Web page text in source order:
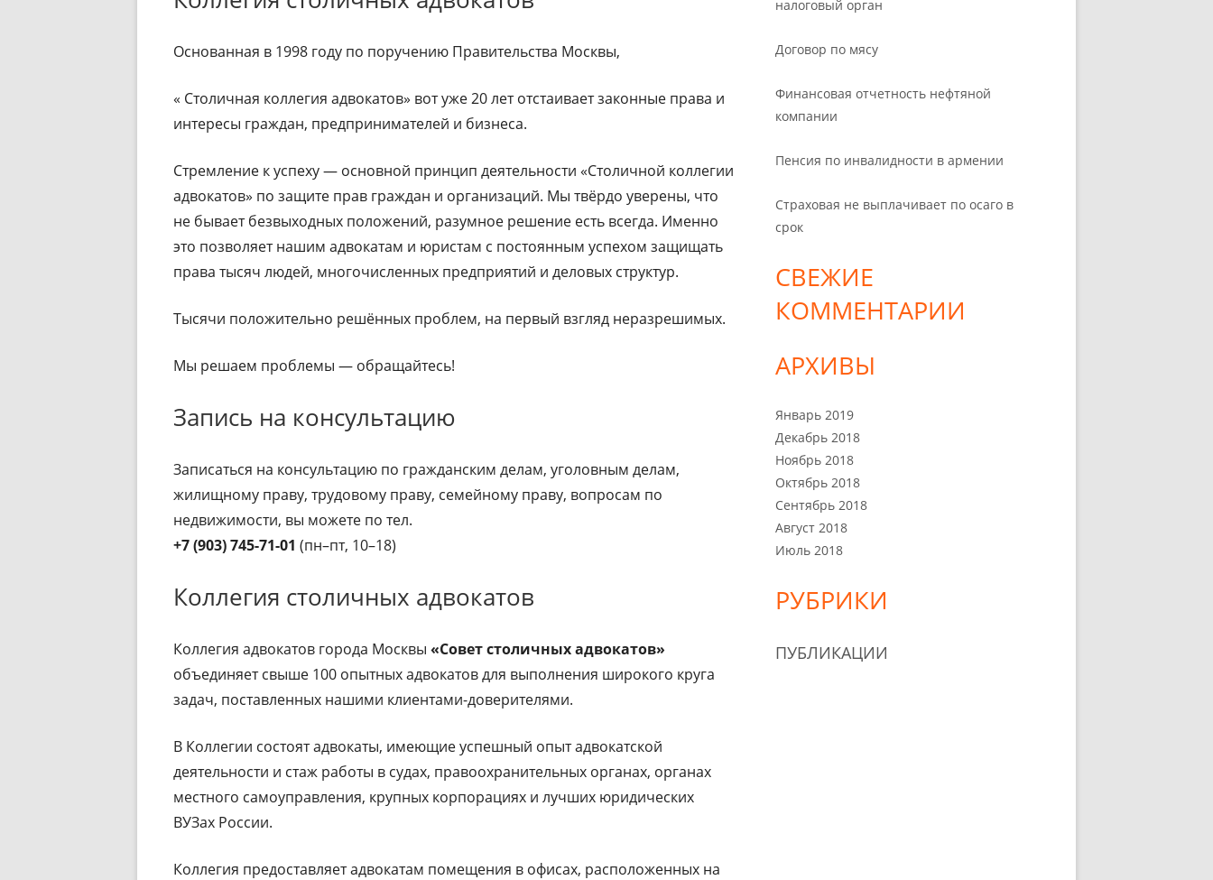
Основанная в 1998 году по поручению Правительства Москвы,
« Столичная коллегия адвокатов» вот уже 20 лет отстаивает законные права и
интересы граждан, предпринимателей и бизнеса.
Стремление к успеху — основной принцип деятельности «Столичной коллегии
адвокатов» по защите прав граждан и организаций. Мы твёрдо уверены, что
не бывает безвыходных положений, разумное решение есть всегда. Именно
это позволяет нашим адвокатам и юристам с постоянным успехом защищать
права тысяч людей, многочисленных предприятий и деловых структур.
Тысячи положительно решённых проблем, на первый взгляд неразрешимых.
Мы решаем проблемы — обращайтесь!
Запись на консультацию
Записаться на консультацию по гражданским делам, уголовным делам,
жилищному праву, трудовому праву, семейному праву, вопросам по
недвижимости, вы можете по тел.
+7 (903) 745-71-01 (пн–пт, 10–18)
Коллегия столичных адвокатов
Коллегия адвокатов города Москвы «Совет столичных адвокатов»
объединяет свыше 100 опытных адвокатов для выполнения широкого круга
задач, поставленных нашими клиентами-доверителями.
В Коллегии состоят адвокаты, имеющие успешный опыт адвокатской
деятельности и стаж работы в судах, правоохранительных органах, органах
местного самоуправления, крупных корпорациях и лучших юридических
ВУЗах России.
Коллегия предоставляет адвокатам помещения в офисах, расположенных на
налоговый орган
Договор по мясу
Финансовая отчетность нефтяной
компании
Пенсия по инвалидности в армении
Страховая не выплачивает по осаго в
срок
СВЕЖИЕ
КОММЕНТАРИИ
АРХИВЫ
Январь 2019
Декабрь 2018
Ноябрь 2018
Октябрь 2018
Сентябрь 2018
Август 2018
Июль 2018
РУБРИКИ
ПУБЛИКАЦИИ